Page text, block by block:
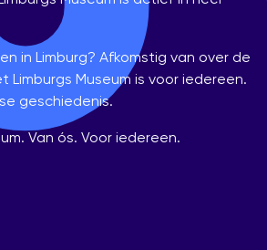
in Limburg? Afkomstig van over de
Limburgs Museum is voor iedereen.
geschiedenis.
Van ós. Voor iedereen.